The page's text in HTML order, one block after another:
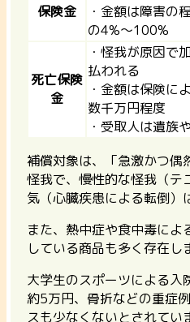
保険金
・金額は障害の
の4%〜100%
死亡保険
金
・怪我が原因で
払われる
・金額は保険に
数千万円程度
・受取人は遺族
補償対象は、「急激かつ偶
怪我で、 慢性的な怪我（テ
気（心臓疾患による転倒）
また、熱中症や食中毒によ
している商品も多く存在し
大学生のスポーツによる入
約5万円、骨折などの重症
スも少なくないとされてい